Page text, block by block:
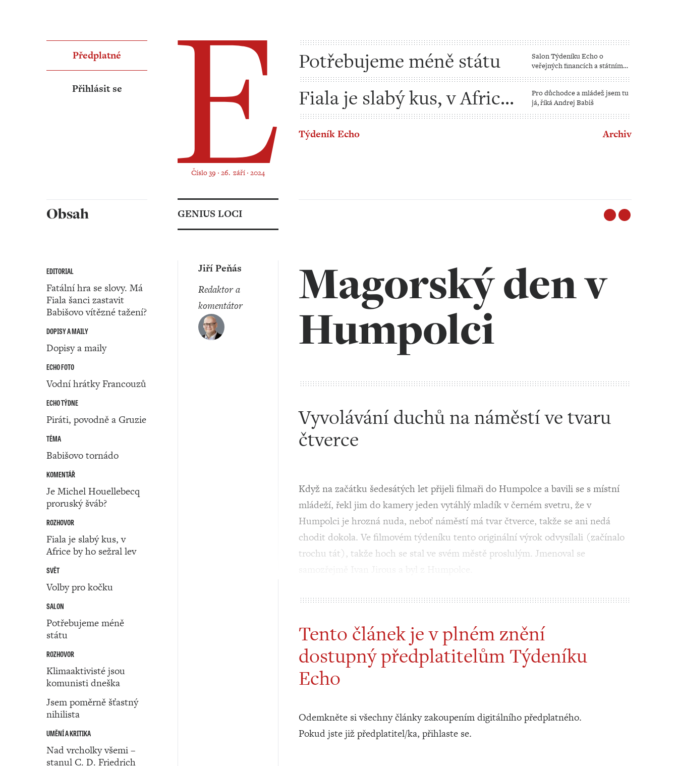
Číslo 39 ‧ 26. září ‧ 2024
Potřebujeme méně státu
Salon Týdeníku Echo o
veřejných financích a státním
rozpočtu
Fiala je slabý kus, v Africe
by ho sežral lev
Pro důchodce a mládež jsem tu
já, říká Andrej Babiš
Týdeník Echo Archiv
Předplatné
Přihlásit se
Obsah
EDITORIAL
Fatální hra se slovy. Má
Fiala šanci zastavit
Babišovo vítězné tažení?
DOPISY A MAILY
Dopisy a maily
ECHO FOTO
Vodní hrátky Francouzů
ECHO TÝDNE
Piráti, povodně a Gruzie
TÉMA
Babišovo tornádo
KOMENTÁŘ
Je Michel Houellebecq
proruský šváb?
ROZHOVOR
Fiala je slabý kus, v
Africe by ho sežral lev
SVĚT
Volby pro kočku
SALON
Potřebujeme méně
státu
ROZHOVOR
Klimaaktivisté jsou
komunisti dneška
Jsem poměrně šťastný
nihilista
UMĚNÍ A KRITIKA
Nad vrcholky všemi –
stanul C. D. Friedrich
GENIUS LOCI
Magorský den v
Humpolci
Vyvolávání duchů na náměstí ve tvaru
čtverce
Jiří Peňás
redaktor a
komentátor
Když na začátku šedesátých let přijeli filmaři do Humpolce a bavili se s místní
mládeží, řekl jim do kamery jeden vytáhlý mladík v černém svetru, že v
Humpolci je hrozná nuda, neboť náměstí má tvar čtverce, takže se ani nedá
chodit dokola. Ve filmovém týdeníku tento originální výrok odvysílali (začínalo
trochu tát), takže hoch se stal ve svém městě proslulým. Jmenoval se
Tento článek je v plném znění
dostupný předplatitelům Týdeníku
Echo
Odemkněte si všechny články zakoupením digitálního předplatného.
Pokud jste již předplatitel/ka, přihlaste se.